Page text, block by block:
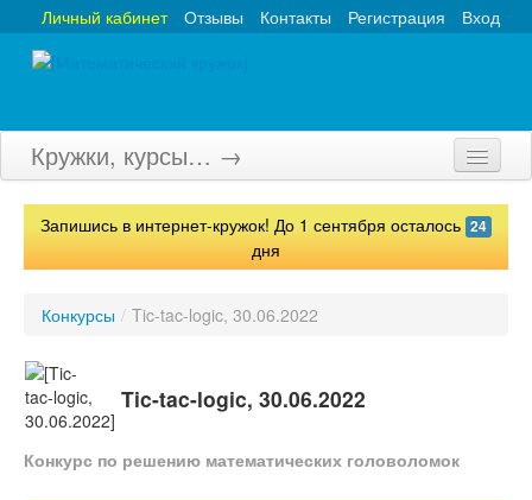
Вход
Регистрация
Контакты
Отзывы
Личный кабинет
Кружки, курсы… →
Главная
Турниры
Запишись в интернет-кружок! До 1 сентября осталось 24
дня
Конкурсы / Tic-tac-logic, 30.06.2022
Tic-tac-logic, 30.06.2022
Конкурс по решению математических головоломок